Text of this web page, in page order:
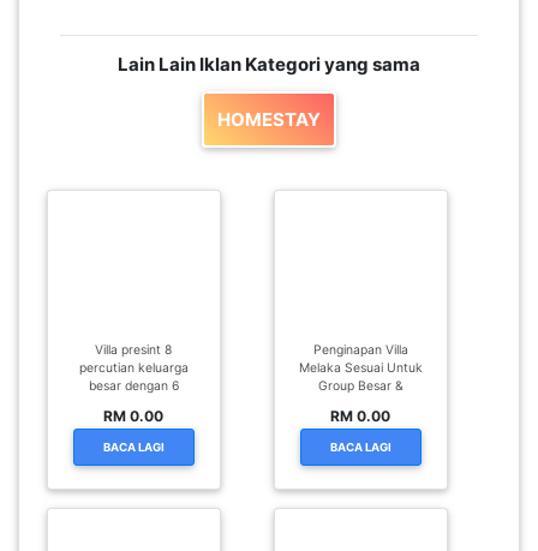
Lain Lain Iklan Kategori yang sama
HOMESTAY
Villa presint 8
percutian keluarga
besar dengan 6
RM 0.00
BACA LAGI
Penginapan Villa
Melaka Sesuai Untuk
Group Besar &
RM 0.00
BACA LAGI
SEMBILAN(10)
KEDAH(13)
TERENGGANU(12)